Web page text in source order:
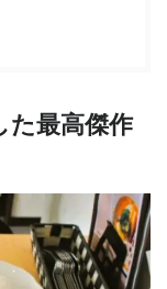
た最高傑作